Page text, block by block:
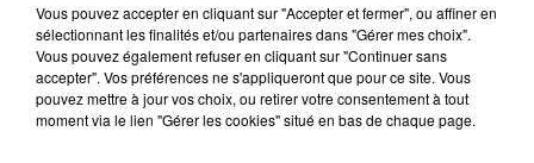
Vous pouvez accepter en cliquant sur "Accepter et fermer", ou affiner en
sélectionnant les finalités et/ou partenaires dans "Gérer mes choix".
Vous pouvez également refuser en cliquant sur "Continuer sans
accepter". Vos préférences ne s'appliqueront que pour ce site. Vous
pouvez mettre à jour vos choix, ou retirer votre consentement à tout
moment via le lien "Gérer les cookies" situé en bas de chaque page.